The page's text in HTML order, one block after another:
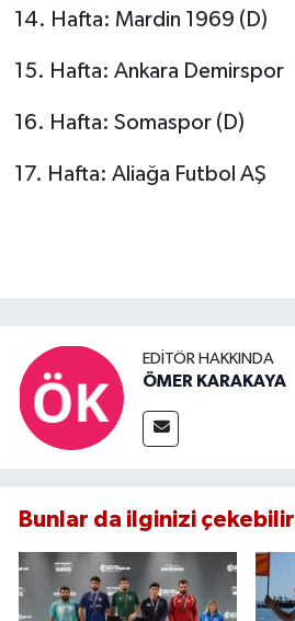
14. Hafta: Mardin 1969 (D)
15. Hafta: Ankara Demirspor
16. Hafta: Somaspor (D)
17. Hafta: Aliağa Futbol AŞ
EDITÖR HAKKINDA
ÖMER KARAKAYA
Bunlar da ilginizi çekebilir